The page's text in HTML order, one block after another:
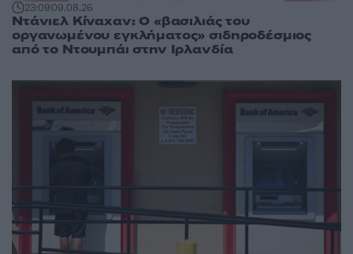
23:0909.08.26
Ντάνιελ Κίναχαν: Ο «βασιλιάς του
οργανωμένου εγκλήματος» σιδηροδέσμιος
από το Ντουμπάι στην Ιρλανδία